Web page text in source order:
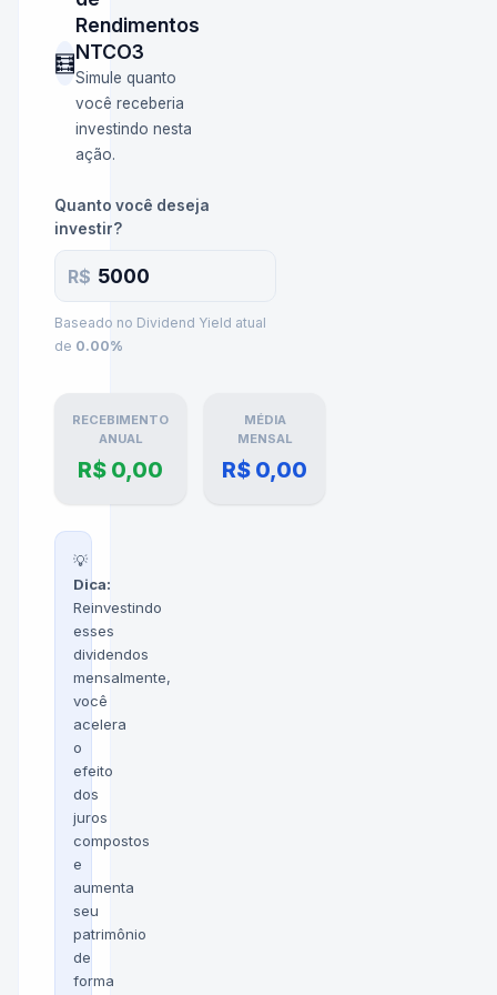
🧮
Rendimentos
NTCO3
Simule quanto
você receberia
investindo nesta
ação.
Quanto você deseja
investir?
R$
Baseado no Dividend Yield atual
de 0.00%
RECEBIMENTO
ANUAL
R$ 0,00
MÉDIA
MENSAL
R$ 0,00
💡
Dica:
Reinvestindo
esses
dividendos
mensalmente,
você
acelera
o
efeito
dos
juros
compostos
e
aumenta
seu
patrimônio
de
forma